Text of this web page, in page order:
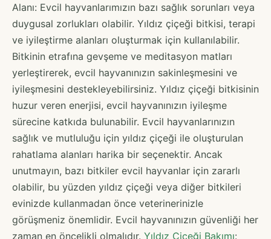
Alanı: Evcil hayvanlarımızın bazı sağlık sorunları veya
duygusal zorlukları olabilir. Yıldız çiçeği bitkisi, terapi
ve iyileştirme alanları oluşturmak için kullanılabilir.
Bitkinin etrafına gevşeme ve meditasyon matları
yerleştirerek, evcil hayvanınızın sakinleşmesini ve
iyileşmesini destekleyebilirsiniz. Yıldız çiçeği bitkisinin
huzur veren enerjisi, evcil hayvanınızın iyileşme
sürecine katkıda bulunabilir. Evcil hayvanlarınızın
sağlık ve mutluluğu için yıldız çiçeği ile oluşturulan
rahatlama alanları harika bir seçenektir. Ancak
unutmayın, bazı bitkiler evcil hayvanlar için zararlı
olabilir, bu yüzden yıldız çiçeği veya diğer bitkileri
evinizde kullanmadan önce veterinerinizle
görüşmeniz önemlidir. Evcil hayvanınızın güvenliği her
zaman en öncelikli olmalıdır. Yıldız Çiçeği Bakımı: